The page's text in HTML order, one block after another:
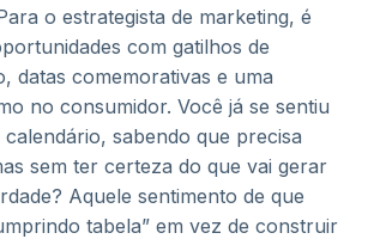
o estrategista de marketing, é
com gatilhos de
datas comemorativas e uma
no consumidor. Você já se sentiu
sabendo que precisa
sem ter certeza do que vai gerar
Aquele sentimento de que
tabela” em vez de construir